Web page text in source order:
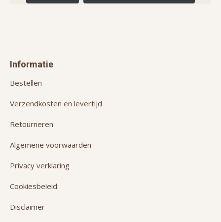
Informatie
Bestellen
Verzendkosten en levertijd
Retourneren
Algemene voorwaarden
Privacy verklaring
Cookiesbeleid
Disclaimer